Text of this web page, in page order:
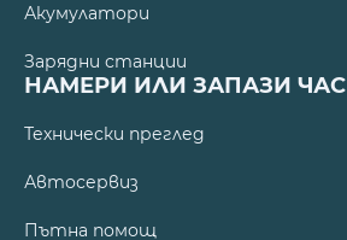
Акумулатори
Зарядни станции
НАМЕРИ ИЛИ ЗАПАЗИ ЧАС
Технически преглед
Автосервиз
Пътна помощ